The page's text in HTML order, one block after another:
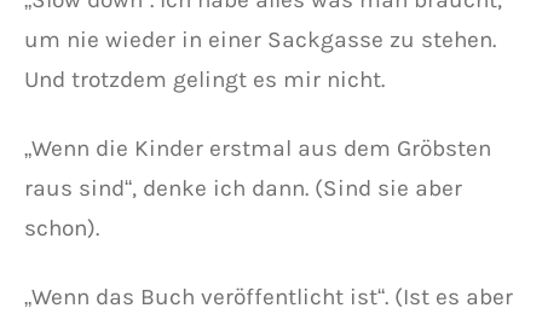
um nie wieder in einer Sackgasse zu stehen.
Und trotzdem gelingt es mir nicht.
„Wenn die Kinder erstmal aus dem Gröbsten
raus sind“, denke ich dann. (Sind sie aber
schon).
„Wenn das Buch veröffentlicht ist“. (Ist es aber